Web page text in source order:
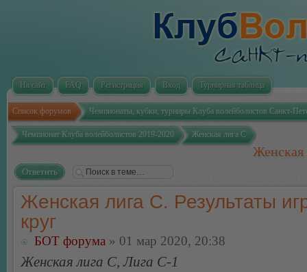
На сайт FAQ Регистрация Вход Турнирная таблица
Список форумов Чемпионаты, кубки, турниры Клуба волейболистов Санкт-
Чемпионат Клуба волейболистов 2019-2020 Женская лига С
Женская
Ответить
Женская лига С. Результаты
круг
БОТ форума » 01 мар 2020, 20:38
Женская лига С, Лига С-1